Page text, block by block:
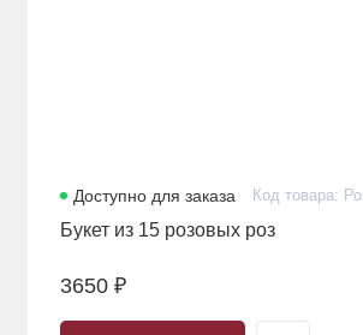
Доступно для заказа
Букет из 15 розовых роз
3650 ₽